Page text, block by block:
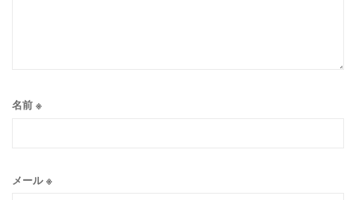
名前 ※
メール※